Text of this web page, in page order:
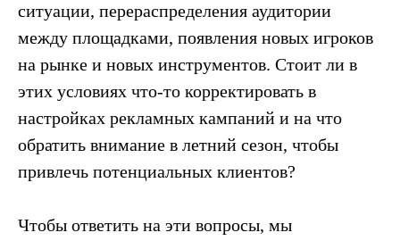
ситуации, перераспределения аудитории
между площадками, появления новых игроков
на рынке и новых инструментов. Стоит ли в
этих условиях что-то корректировать в
настройках рекламных кампаний и на что
обратить внимание в летний сезон, чтобы
привлечь потенциальных клиентов?
Чтобы ответить на эти вопросы, мы